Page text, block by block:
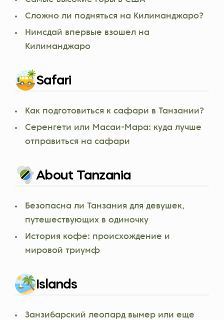
Сложно ли подняться на Килиманджаро?
Нимсдай впервые взошел на
Килиманджаро
Safari
Как подготовиться к сафари в Танзании?
Серенгети или Масаи-Мара: куда лучше
отправиться на сафари
About Tanzania
Безопасна ли Танзания для девушек,
путешествующих в одиночку
История кофе: происхождение и
мировой триумф
Islands
Занзибарский леопард вымер или еще